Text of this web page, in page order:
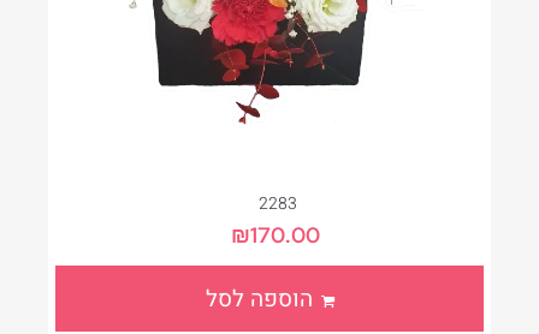
2283
₪170.00
הוספה לסל